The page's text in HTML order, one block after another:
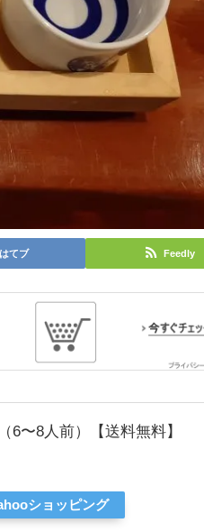
はてブ Feedly
〜8人前）【送料無料】
ショッピング